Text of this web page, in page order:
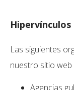
Las siguientes
nuestro sitio
Agencias